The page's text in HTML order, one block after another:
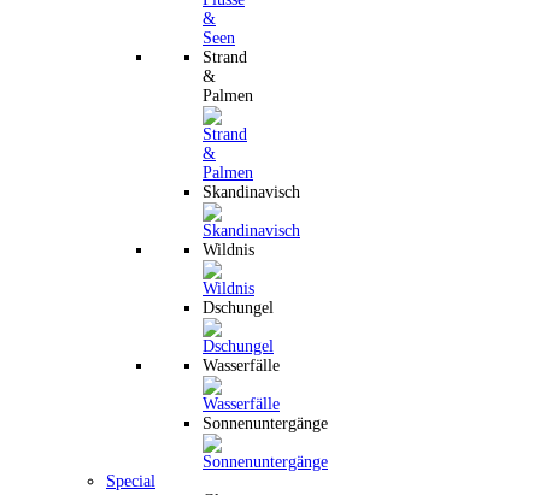
Strand
&
Palmen
Skandinavisch
Wildnis
Dschungel
Wasserfälle
Sonnenuntergänge
Special